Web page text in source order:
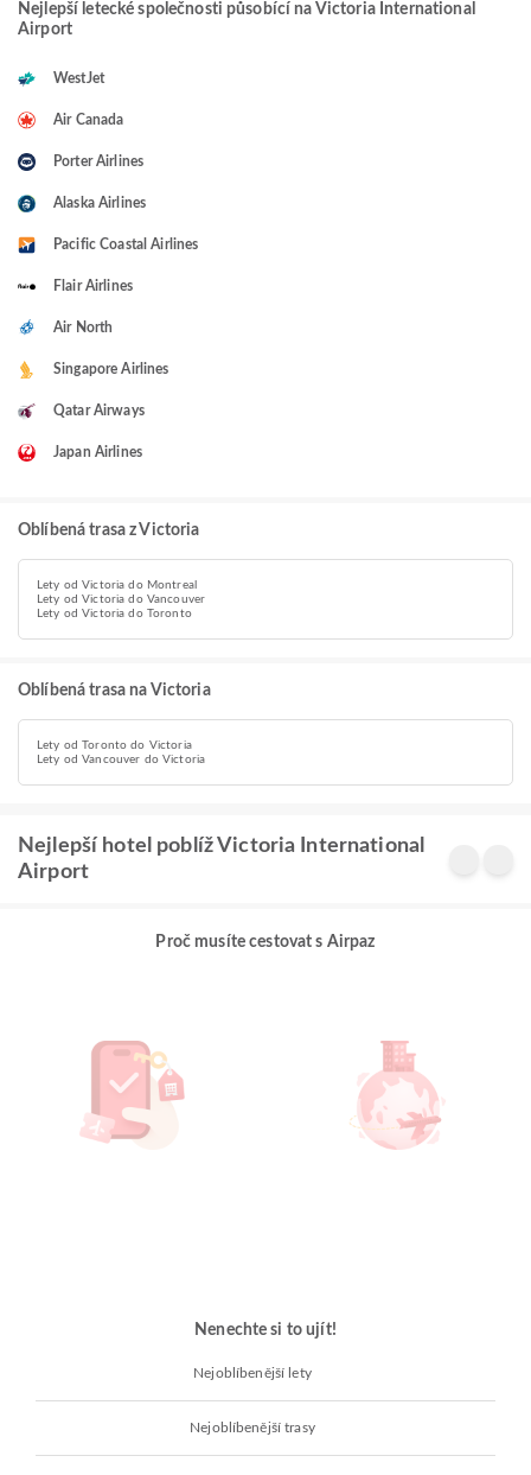
Nejlepší letecké společnosti působící na Victoria International
Airport
WestJet
Air Canada
Porter Airlines
Alaska Airlines
Pacific Coastal Airlines
Flair Airlines
Air North
Singapore Airlines
Qatar Airways
Japan Airlines
Oblíbená trasa z Victoria
Lety od Victoria do Montreal
Lety od Victoria do Vancouver
Lety od Victoria do Toronto
Oblíbená trasa na Victoria
Lety od Toronto do Victoria
Lety od Vancouver do Victoria
Nejlepší hotel poblíž Victoria International
Airport
Proč musíte cestovat s Airpaz
Nenechte si to ujít!
Nejoblíbenější lety
Nejoblíbenější trasy